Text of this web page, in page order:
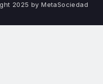
2025 by MetaSociedad